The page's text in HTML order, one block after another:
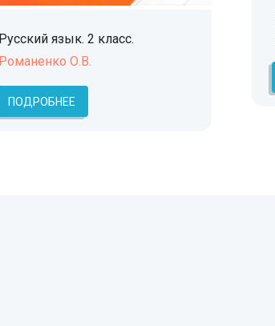
Русский язык. 2 класс.
Романенко О.В.
ПОДРОБНЕЕ